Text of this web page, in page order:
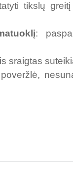
tikslų
:
sraigtas